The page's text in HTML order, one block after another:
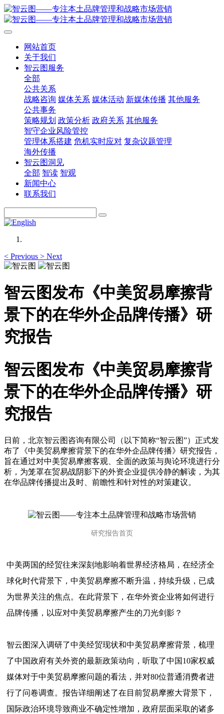
网站首页
关于我们
智云图服务
全部
公共关系
战略咨询 媒体关系 媒体活动 新媒体传播 其他服务
公共事务
策略规划 政策分析 政府关系 其他服务
智守企业风险管控
管理体系搭建 危机实时应对 复杂议题管理
海外传播
智云图洞见
全部 智读 智观
新闻中心
联系我们
< Previous > Next
智云图发布《中美贸易摩擦背
景下的在华外企品牌传播》研
究报告
智云图发布《中美贸易摩擦背
景下的在华外企品牌传播》研
究报告
日前，北京智云图咨询有限公司（以下简称“智云图”）正式发
布了《中美贸易摩擦背景下的在华外企品牌传播》研究报告，
旨在通过对中美贸易摩擦客观、全面的政策与舆论环境进行分
析，为笼罩在贸易战阴影下的外资企业提供冷静的解读，为其
在华品牌传播提出及时、前瞻性和针对性的对策建议。
研究报告首页
中美两国的经贸往来深刻地影响着世界经济格局，在经济全
球化时代背景下，中美贸易摩擦不断升温，持续升级，已成
为世界关注的焦点。在此背景下，在华外资企业将如何进行
品牌传播，以应对中美贸易摩擦产生的刀光剑影？
智云图深入调研了中美经贸现状和中美贸易摩擦背景，梳理
了中国政府有关外资的最新政策动向，听取了中国10家权威
媒体对于中美贸易摩擦问题的看法，并对80位普通消费者进
行了问卷调查。报告详细阐述了在目前贸易摩擦大背景下，
国际政治环境导致商业不确定性增加，政府层面采取的诸多